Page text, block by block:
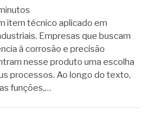
item técnico aplicado em
Empresas que buscam
à corrosão e precisão
nesse produto uma escolha
processos. Ao longo do texto,
funções,…